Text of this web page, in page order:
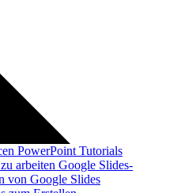
PowerPoint Tutorials
arbeiten Google Slides-
von Google Slides